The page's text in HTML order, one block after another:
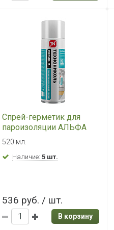
Спрей-герметик для
пароизоляции АЛЬФА
БАРЬЕР
520 мл.
Наличие:5 шт.
536 руб. / шт.
В корзину